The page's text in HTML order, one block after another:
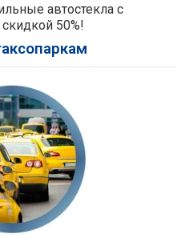
автостекла с
50%!